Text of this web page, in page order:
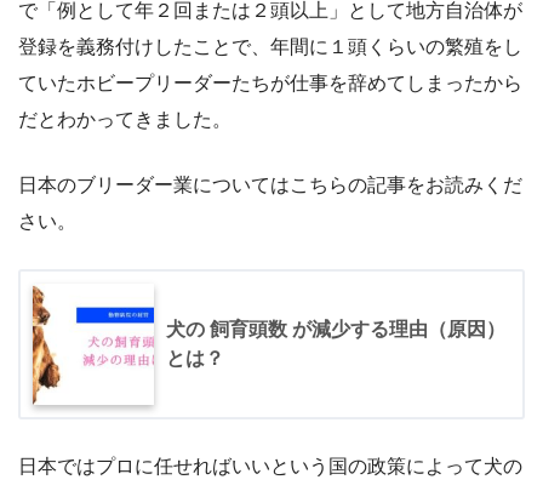
で「例として年２回または２頭以上」として地方自治体が
登録を義務付けしたことで、年間に１頭くらいの繁殖をし
ていたホビープリーダーたちが仕事を辞めてしまったから
だとわかってきました。
日本のブリーダー業についてはこちらの記事をお読みくだ
さい。
犬の 飼育頭数 が減少する理由（原因）
とは？
日本ではプロに任せればいいという国の政策によって犬の